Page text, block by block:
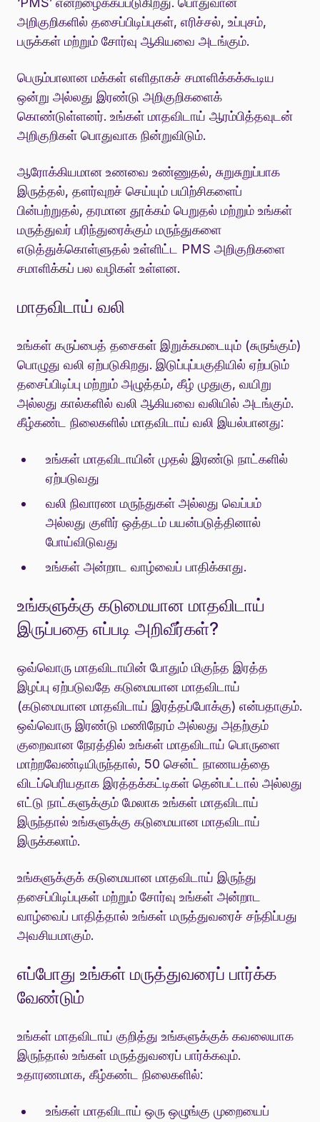
அறிகுறிகளில் தசைப்பிடிப்புகள், எரிச்சல், உப்புசம்,
பருக்கள் மற்றும் சோர்வு ஆகியவை அடங்கும்.
பெரும்பாலான மக்கள் எளிதாகச் சமாளிக்கக்கூடிய
ஒன்று அல்லது இரண்டு அறிகுறிகளைக்
கொண்டுள்ளனர். உங்கள் மாதவிடாய் ஆரம்பித்தவுடன்
அறிகுறிகள் பொதுவாக நின்றுவிடும்.
ஆரோக்கியமான உணவை உண்ணுதல், சுறுசுறுப்பாக
இருத்தல், தளர்வுறச் செய்யும் பயிற்சிகளைப்
பின்பற்றுதல், தரமான தூக்கம் பெறுதல் மற்றும் உங்கள்
மருத்துவர் பரிந்துரைக்கும் மருந்துகளை
எடுத்துக்கொள்ளுதல் உள்ளிட்ட PMS அறிகுறிகளை
சமாளிக்கப் பல வழிகள் உள்ளன.
மாதவிடாய் வலி
உங்கள் கருப்பைத் தசைகள் இறுக்கமடையும் (சுருங்கும்)
பொழுது வலி ஏற்படுகிறது. இடுப்புப்பகுதியில் ஏற்படும்
தசைப்பிடிப்பு மற்றும் அழுத்தம், கீழ் முதுகு, வயிறு
அல்லது கால்களில் வலி ஆகியவை வலியில் அடங்கும்.
கீழ்கண்ட நிலைகளில் மாதவிடாய் வலி இயல்பானது:
உங்கள் மாதவிடாயின் முதல் இரண்டு நாட்களில்
ஏற்படுவது
வலி நிவாரண மருந்துகள் அல்லது வெப்பம்
அல்லது குளிர் ஒத்தடம் பயன்படுத்தினால்
போய்விடுவது
உங்கள் அன்றாட வாழ்வைப் பாதிக்காது.
உங்களுக்கு கடுமையான மாதவிடாய்
இருப்பதை எப்படி அறிவீர்கள்?
ஒவ்வொரு மாதவிடாயின் போதும் மிகுந்த இரத்த
இழப்பு ஏற்படுவதே கடுமையான மாதவிடாய்
(கடுமையான மாதவிடாய் இரத்தப்போக்கு) என்பதாகும்.
ஒவ்வொரு இரண்டு மணிநேரம் அல்லது அதற்கும்
குறைவான நேரத்தில் உங்கள் மாதவிடாய் பொருளை
மாற்றவேண்டியிருந்தால், 50 சென்ட் நாணயத்தை
விடப்பெரியதாக இரத்தக்கட்டிகள் தென்பட்டால் அல்லது
எட்டு நாட்களுக்கும் மேலாக உங்கள் மாதவிடாய்
இருந்தால் உங்களுக்கு கடுமையான மாதவிடாய்
இருக்கலாம்.
உங்களுக்குக் கடுமையான மாதவிடாய் இருந்து
தசைப்பிடிப்புகள் மற்றும் சோர்வு உங்கள் அன்றாட
வாழ்வைப் பாதித்தால் உங்கள் மருத்துவரைச் சந்திப்பது
அவசியமாகும்.
எப்போது உங்கள் மருத்துவரைப் பார்க்க
வேண்டும்
உங்கள் மாதவிடாய் குறித்து உங்களுக்குக் கவலையாக
இருந்தால் உங்கள் மருத்துவரைப் பார்க்கவும்.
உதாரணமாக, கீழ்கண்ட நிலைகளில்:
உங்கள் மாதவிடாய் ஒரு ஒழுங்கு முறையைப்